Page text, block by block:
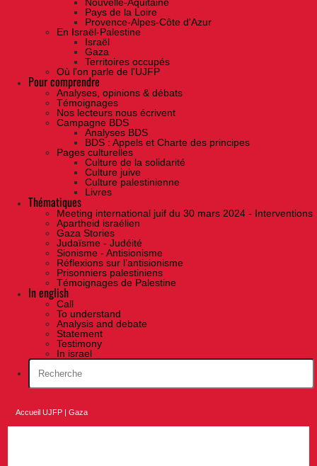
Pays de la Loire
Provence-Alpes-Côte d'Azur
En Israël-Palestine
Israël
Gaza
Territoires occupés
Où l'on parle de l'UJFP
Pour comprendre
Analyses, opinions & débats
Témoignages
Nos lecteurs nous écrivent
Campagne BDS
Analyses BDS
BDS : Appels et Charte des principes
Pages culturelles
Culture de la solidarité
Culture juive
Culture palestinienne
Livres
Thématiques
Meeting international juif du 30 mars 2024 - Interventions
Apartheid israélien
Gaza Stories
Judaïsme - Judéité
Sionisme - Antisionisme
Réflexions sur l’antisionisme
Prisonniers palestiniens
Témoignages de Palestine
In english
Call
To understand
Analysis and debate
Statement
Testimony
In israel
Accueil UJFP |Gaza